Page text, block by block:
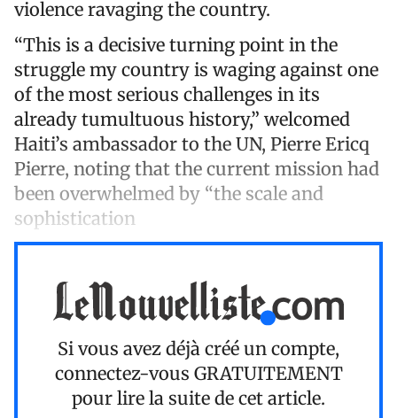
violence ravaging the country.
“This is a decisive turning point in the
struggle my country is waging against one
of the most serious challenges in its
already tumultuous history,” welcomed
Haiti’s ambassador to the UN, Pierre Ericq
Pierre, noting that the current mission had
been overwhelmed by “the scale and
sophistication
Si vous avez déjà créé un compte,
connectez-vous GRATUITEMENT
pour lire la suite de cet article.